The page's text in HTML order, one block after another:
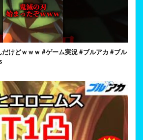
けどｗｗｗ #ゲーム実況 #ブルアカ #ブル